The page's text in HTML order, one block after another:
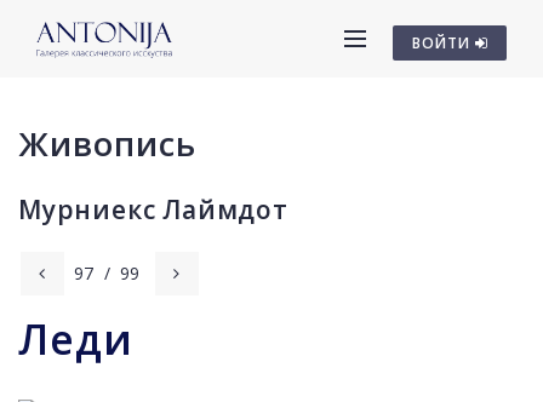
ВОЙТИ
Живопись
Мурниекс Лаймдот
97 / 99
Леди